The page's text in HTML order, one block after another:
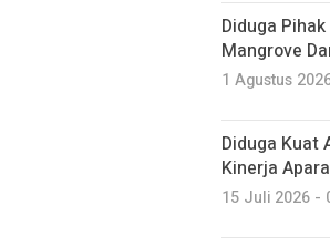
Diduga Pihak
Mangrove
1 Agustus
Diduga Kuat
Kinerja
15 Juli 2026 -